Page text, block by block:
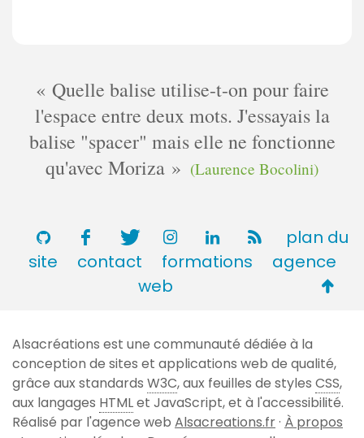
Quelle balise utilise-t-on pour faire
l'espace entre deux mots. J'essayais la
balise "spacer" mais elle ne fonctionne
qu'avec Moriza
(Laurence Bocolini)
plan du
site
contact formations
agence
web
de
page
Alsacréations est une communauté dédiée à la
conception de sites et applications web de qualité,
grâce aux standards W3C, aux feuilles de styles CSS,
aux langages HTMLet JavaScript, et à l'accessibilité.
Réalisé par l'agence web Alsacreations.fr· À propos